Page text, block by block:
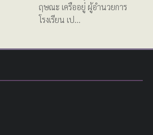
ฤษณะ เครืออยู่ ผู้อำนวยการ
โรงเรียน เป…